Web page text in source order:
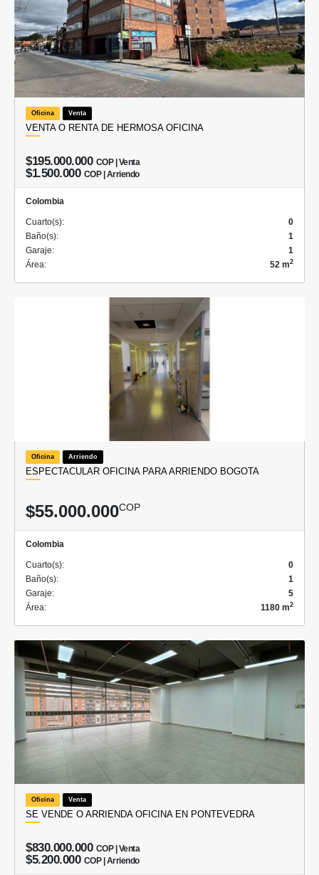
Oficina Venta
VENTA O RENTA DE HERMOSA OFICINA
$195.000.000 COP | Venta
$1.500.000 COP | Arriendo
Colombia
Cuarto(s):
0
Baño(s):
1
Garaje:
1
Área:
52 m2
Oficina Arriendo
ESPECTACULAR OFICINA PARA ARRIENDO BOGOTA
$55.000.000COP
Colombia
Cuarto(s):
0
Baño(s):
1
Garaje:
5
Área:
1180 m2
Oficina Venta
SE VENDE O ARRIENDA OFICINA EN PONTEVEDRA
$830.000.000 COP | Venta
$5.200.000 COP | Arriendo